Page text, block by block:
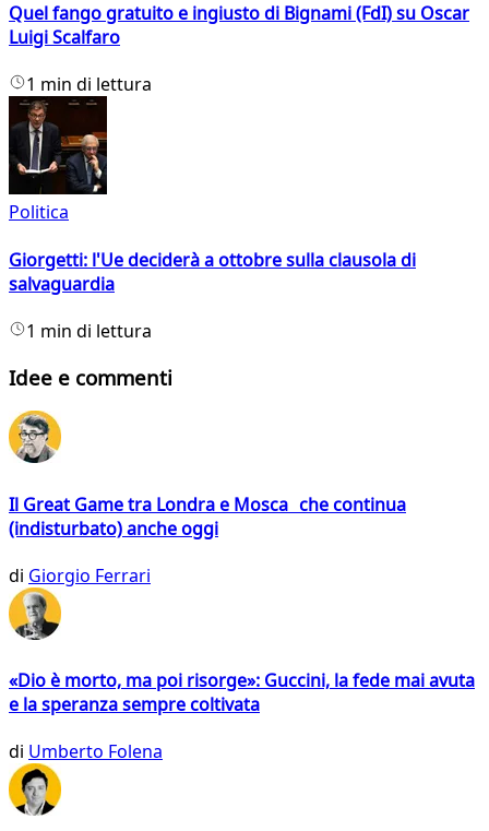
Quel fango gratuito e ingiusto di Bignami (FdI) su Oscar
Luigi Scalfaro
1 min di lettura
Politica
Giorgetti: l'Ue deciderà a ottobre sulla clausola di
salvaguardia
1 min di lettura
Idee e commenti
Il Great Game tra Londra e Mosca che continua
(indisturbato) anche oggi
di Giorgio Ferrari
«Dio è morto, ma poi risorge»: Guccini, la fede mai avuta
e la speranza sempre coltivata
di Umberto Folena